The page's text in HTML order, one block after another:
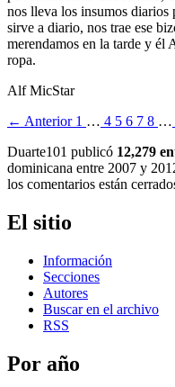
nos lleva los insumos diarios
sirve a diario, nos trae ese
merendamos en la tarde y él
ropa.
Alf MicStar
← Anterior 1 … 4 5 6 7 8 …
Duarte101 publicó 12,279
dominicana entre 2007 y
los comentarios están
El sitio
Información
Secciones
Autores
Buscar en el archivo
RSS
Por año